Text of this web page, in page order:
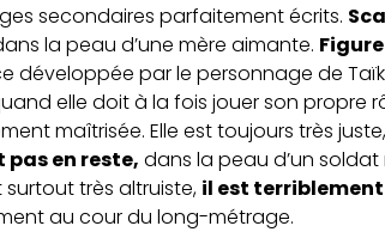
secondaires parfaitement écrits.
la peau d’une mère aimante.
développée par le personnage de
elle doit à la fois jouer son propre
maîtrisée. Elle est toujours très
pas en reste, dans la peau d’un
très altruiste, il est
au cour du long-métrage.